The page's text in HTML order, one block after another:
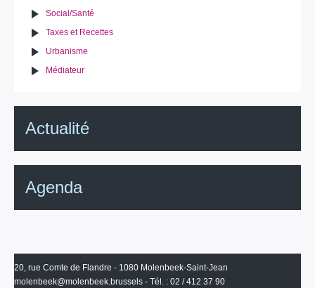
Social/Santé
Taxes et Recettes
Urbanisme
Médiateur
Actualité
Agenda
20, rue Comte de Flandre - 1080 Molenbeek-Saint-Jean
molenbeek@molenbeek.brussels - Tél. : 02 / 412 37 90